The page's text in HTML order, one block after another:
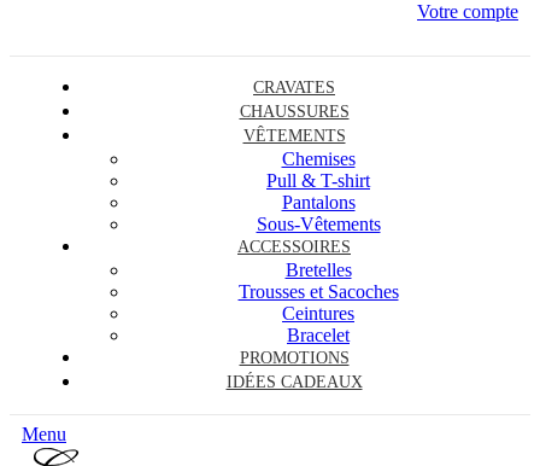
Votre compte
CRAVATES
CHAUSSURES
VÊTEMENTS
Chemises
Pull & T-shirt
Pantalons
Sous-Vêtements
ACCESSOIRES
Bretelles
Trousses et Sacoches
Ceintures
Bracelet
PROMOTIONS
IDÉES CADEAUX
Menu